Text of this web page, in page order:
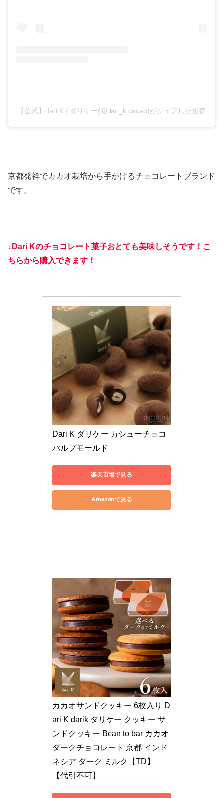
【公式】dari K / ダリケー(@dari_k.cacao)がシェアした投稿
京都発祥でカカオ栽培から手がけるチョコレートブランド
です。
↓Dari Kのチョコレート菓子おとても美味しそうです！こ
ちらから購入できます！
Dari K ダリケー カシューチョコ
パルプモールド
楽天市場で見る
Amazonで見る
カカオサンドクッキー 6枚入り D
ari K darik ダリケー クッキー サ
ンドクッキー Bean to bar カカオ
ダークチョコレート 京都 インド
ネシア ダーク ミルク【TD】
【代引不可】